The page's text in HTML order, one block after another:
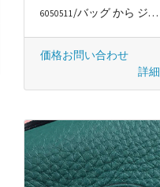
6050511/バッグ から ジバンシー/GIVENCHY
価格お問い合わせ
詳細